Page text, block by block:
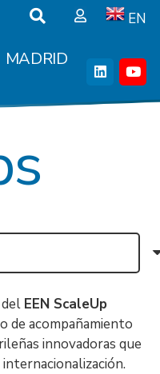
EN
MADRID
EEN ScaleUp
de acompañamiento
innovadoras que